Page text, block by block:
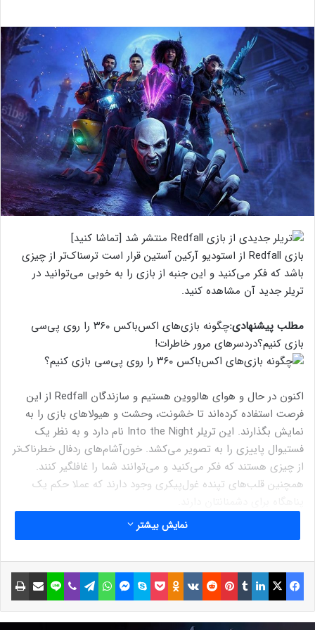
بازی Redfall از استودیو آرکین آستین قرار است ترسناک‌تر از چیزی
باشد که فکر می‌کنید و این جنبه از بازی را به خوبی می‌توانید در
تریلر جدید آن مشاهده کنید.
مطلب پیشنهادی:
چگونه بازی‌های اکس‌باکس ۳۶۰ را روی پی‌سی
بازی کنیم؟دردسرهای مرور خاطرات!
اکنون در حال و هوای هالووین هستیم و سازندگان Redfall از این
فرصت استفاده کرده‌اند تا خشونت، وحشت و هیولاهای بازی را به
نمایش بگذارند. این تریلر Into the Night نام دارد و به نظر یک
فستیوال پاییزی را به تصویر می‌کشد. خون‌آشام‌های ردفال خطرناک‌تر
از چیزی هستند که فکر می‌کنید و می‌توانند شما را غافلگیر کنند.
همچنین قلب‌های تپنده غول‌پیکری وجود دارند که عملا حکم یک
بازی Redfall جدیدترین ساخته آرکین آستین است و اگرچه در ابتدا
بازی قرار است بسیار فراتر از یک شوتر کو-آپ ساده باشد. این تریلر
جدید هم به خوبی نشان می‌دهد که ترس یکی از چندین المان حاضر
در ردفال خواهد بود. انتظار می‌رود که سازندگان با تریلرهای بعدی
جنبه‌های بیشتری از بازی خود را به نمایش بگذارند.
نمایش بیشتر
فیسبوک ایکس لینکداین تامبلر پینتریست Reddit
VKontakte
Odnoklassniki پاکت اسکایپ مسنجر واتس آپ تلگرام وایبر لاین اشتراک گذاری با ایمیل